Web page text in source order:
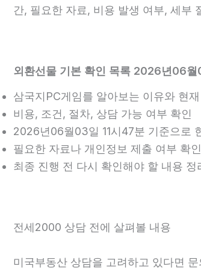
간, 필요한 자료, 비용 발생 여부, 세부
외환선물 기본 확인 목록 2026년06월
삼국지PC게임를 알아보는 이유와 현
비용, 조건, 절차, 상담 가능 여부 확인
2026년06월03일 11시47분 기준으로
필요한 자료나 개인정보 제출 여부 확인
최종 진행 전 다시 확인해야 할 내용 정
전세2000 상담 전에 살펴볼 내용
미국부동산 상담을 고려하고 있다면